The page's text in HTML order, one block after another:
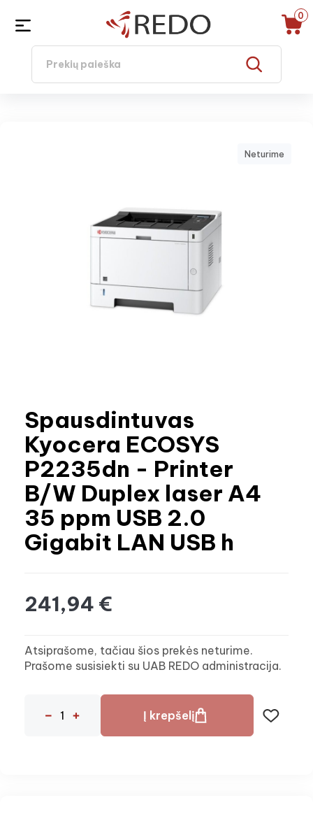
0
Neturime
Spausdintuvas
Kyocera ECOSYS
P2235dn - Printer
B/W Duplex laser A4
35 ppm USB 2.0
Gigabit LAN USB h
241,94 €
Atsiprašome, tačiau šios prekės neturime.
Prašome susisiekti su UAB REDO administracija.
Į krepšelį